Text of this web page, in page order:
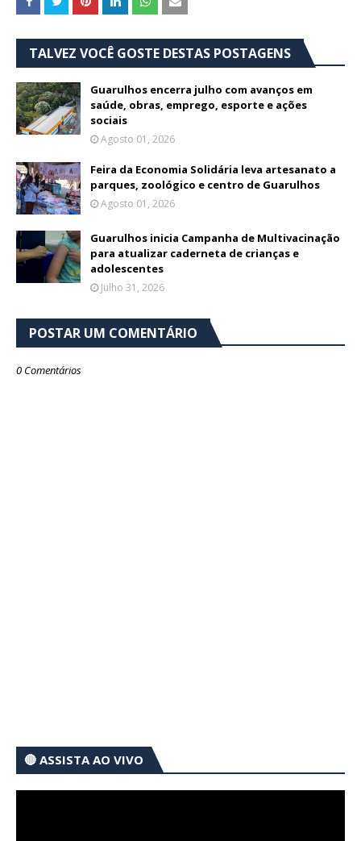
TALVEZ VOCÊ GOSTE DESTAS POSTAGENS
Guarulhos encerra julho com avanços em
saúde, obras, emprego, esporte e ações
sociais
Agosto 01, 2026
Feira da Economia Solidária leva artesanato a
parques, zoológico e centro de Guarulhos
Agosto 01, 2026
Guarulhos inicia Campanha de Multivacinação
para atualizar caderneta de crianças e
adolescentes
Julho 31, 2026
POSTAR UM COMENTÁRIO
0 Comentários
🔴 ASSISTA AO VIVO